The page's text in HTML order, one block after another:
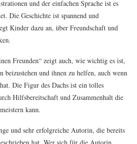
und der einfachen Sprache ist es
Die Geschichte ist spannend und
Kinder dazu an, über Freundschaft und
Freunden“ zeigt auch, wie wichtig es ist,
beizustehen und ihnen zu helfen, auch wenn
Die Figur des Dachs ist ein tolles
Hilfsbereitschaft und Zusammenhalt die
kann.
und sehr erfolgreiche Autorin, die bereits